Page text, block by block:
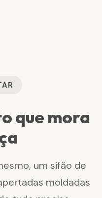
que mora
um sifão de
moldadas